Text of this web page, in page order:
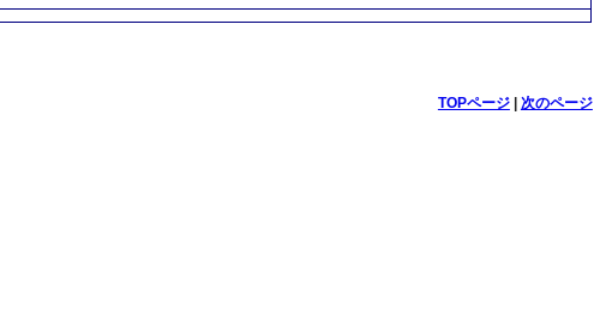
TOPページ| 次のページ